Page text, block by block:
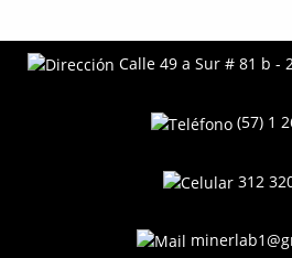
Calle 49 a Sur # 81 b -
(57) 1
312